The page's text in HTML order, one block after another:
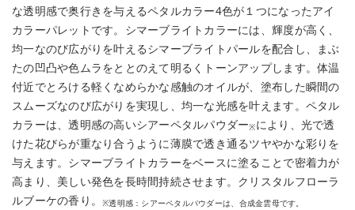
な透明感で奥行きを与えるペタルカラー4色が１つになったアイ
カラーパレットです。シマーブライトカラーには、輝度が高く、
均一なのび広がりを叶えるシマーブライトパールを配合し、まぶ
たの凹凸や色ムラをととのえて明るくトーンアップします。体温
付近でとろける軽くなめらかな感触のオイルが、塗布した瞬間の
スムーズなのび広がりを実現し、均一な光感を叶えます。ペタル
カラーは、透明感の高いシアーペタルパウダー※により、光で透
けた花びらが重なり合うように薄膜で透き通るツヤやかな彩りを
与えます。シマーブライトカラーをベースに塗ることで密着力が
高まり、美しい発色を長時間持続させます。クリスタルフローラ
ルブーケの香り。※透明感：シアーペタルパウダーは、合成金雲母です。